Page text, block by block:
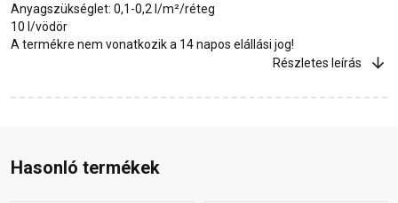
Anyagszükséglet: 0,1-0,2 l/m²/réteg
10 l/vödör
A termékre nem vonatkozik a 14 napos elállási jog!
Részletes leírás
Hasonló termékek